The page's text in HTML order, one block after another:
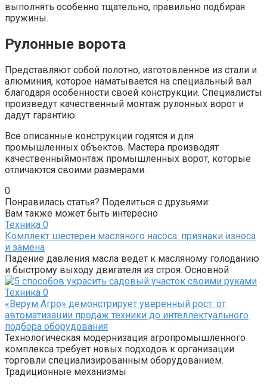
выполнять особенно тщательно, правильно подбирая
пружины.
Рулонные ворота
Представляют собой полотно, изготовленное из стали и
алюминия, которое наматывается на специальный вал
благодаря особенности своей конструкции. Специалисты
произведут качественный монтаж рулонных ворот и
дадут гарантию.
Все описанные конструкции годятся и для
промышленных объектов. Мастера производят
качественныймонтаж промышленных ворот, которые
отличаются своими размерами.
0
Понравилась статья? Поделиться с друзьями:
Вам также может быть интересно
Техника 0
Комплект шестерен масляного насоса: признаки износа
и замена
Падение давления масла ведет к масляному голоданию
и быстрому выходу двигателя из строя. Основной
Техника 0
«Верум Агро» демонстрирует уверенный рост: от
автоматизации продаж техники до интеллектуального
подбора оборудования
Технологическая модернизация агропромышленного
комплекса требует новых подходов к организации
торговли специализированным оборудованием.
Традиционные механизмы